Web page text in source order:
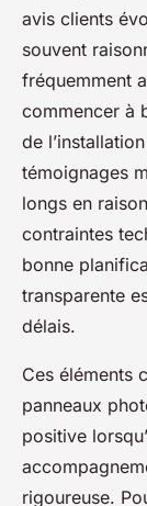
avis clients
souvent
fréquemment
commencer à
de
témoignages
longs en
contraintes
bonne
transparente
délais.
Ces éléments
panneaux
positive
rigoureuse.